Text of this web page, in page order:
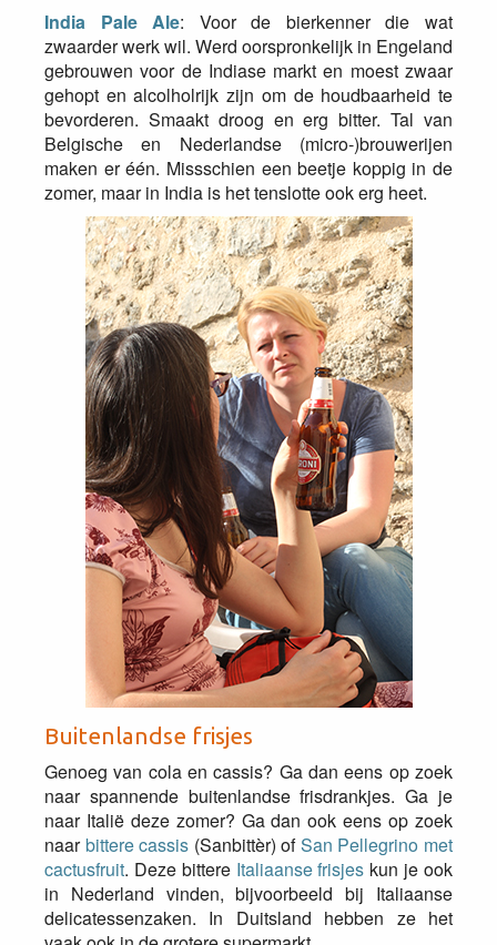
India Pale Ale: Voor de bierkenner die wat
zwaarder werk wil. Werd oorspronkelijk in Engeland
gebrouwen voor de Indiase markt en moest zwaar
gehopt en alcolholrijk zijn om de houdbaarheid te
bevorderen. Smaakt droog en erg bitter. Tal van
Belgische en Nederlandse (micro-)brouwerijen
maken er één. Missschien een beetje koppig in de
zomer, maar in India is het tenslotte ook erg heet.
Buitenlandse frisjes
Genoeg van cola en cassis? Ga dan eens op zoek
naar spannende buitenlandse frisdrankjes. Ga je
naar Italië deze zomer? Ga dan ook eens op zoek
naarbittere cassis (Sanbittèr) ofSan Pellegrino met
cactusfruit. Deze bittere Italiaanse frisjes kun je ook
in Nederland vinden, bijvoorbeeld bij Italiaanse
delicatessenzaken. In Duitsland hebben ze het